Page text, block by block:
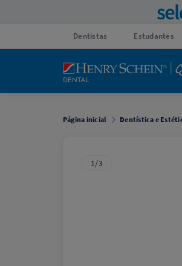
Dentistas Estudantes
Página inicial Dentística e
1/3